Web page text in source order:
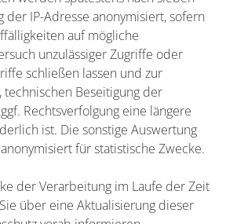
der IP-Adresse anonymisiert, sofern
auf mögliche
unzulässiger Zugriffe oder
schließen lassen und zur
Beseitigung der
Rechtsverfolgung eine längere
ist. Die sonstige Auswertung
für statistische Zwecke.
der Verarbeitung im Laufe der Zeit
über eine Aktualisierung dieser